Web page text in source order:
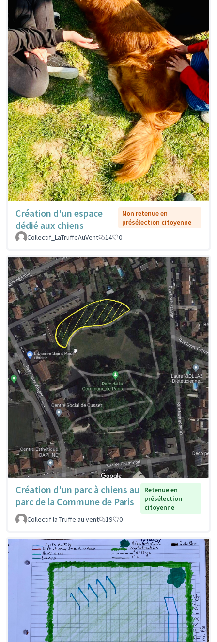
Création d'un espace
dédié aux chiens
Non retenue en
présélection citoyenne
Collectif_LaTruffeAuVent
14 0
Création d'un parc à chiens au
parc de la Commune de Paris
Retenue en
présélection
citoyenne
Collectif la Truffe au vent
19 0